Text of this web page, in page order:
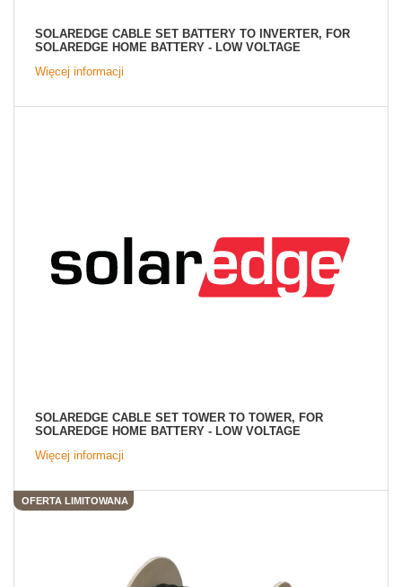
SOLAREDGE CABLE SET BATTERY TO INVERTER, FOR
SOLAREDGE HOME BATTERY - LOW VOLTAGE
Więcej informacji
SOLAREDGE CABLE SET TOWER TO TOWER, FOR
SOLAREDGE HOME BATTERY - LOW VOLTAGE
Więcej informacji
OFERTA LIMITOWANA